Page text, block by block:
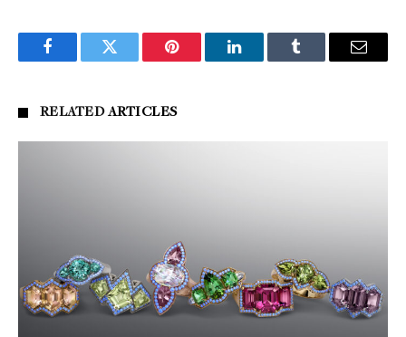
FacebookTwitter Pinterest LinkedInTumblr Email
RELATEDARTICLES